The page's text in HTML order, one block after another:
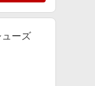
ーズ